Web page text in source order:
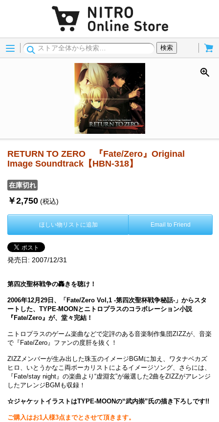
Menu
検索
RETURN TO ZERO 『Fate/Zero』Original
Image Soundtrack【HBN-318】
在庫切れ
￥2,750 (税込)
ほしい物リストに追加 Email to Friend
発売日: 2007/12/31
第四次聖杯戦争の轟きを聴け！
2006年12月29日、「Fate/Zero Vol,1 -第四次聖杯戦争秘話-」からスタ
ートした、TYPE-MOONとニトロプラスのコラボレーション小説
『Fate/Zero』が、堂々完結！
ニトロプラスのゲーム楽曲などで定評のある音楽制作集団ZIZZが、音楽
で『Fate/Zero』ファンの度肝を抜く！
ZIZZメンバーが生み出した珠玉のイメージBGMに加え、ワタナベカズ
ヒロ、いとうかなこ両ボーカリストによるイメージソング、さらには、
『Fate/stay night』の楽曲より“虚淵玄”が厳選した2曲をZIZZがアレンジ
したアレンジBGMも収録！
☆ジャケットイラストはTYPE-MOONの“武内崇”氏の描き下ろしです!!
ご購入はお1人様3点までとさせて頂きます。